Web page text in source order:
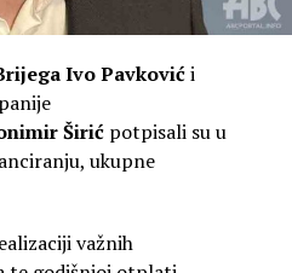
za veterinarstvo u
poboljšanja zdravlja
ispravnosti namirnica
zaraznih i
odobreno je
Ivo Pavkovići
Širićpotpisali su u
ukupne
važnih